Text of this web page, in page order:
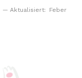
Aktualisiert:
Feber